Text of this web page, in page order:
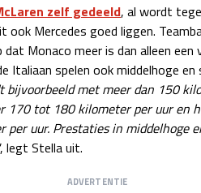
zelf gedeeld, al wordt
ook Mercedes goed liggen.
dat Monaco meer is dan alleen een
Italiaan spelen ook middelhoge
bijvoorbeeld met meer dan 150
170 tot 180 kilometer per uur en
uur. Prestaties in middelhoge
, legt Stella uit.
ADVERTENTIE